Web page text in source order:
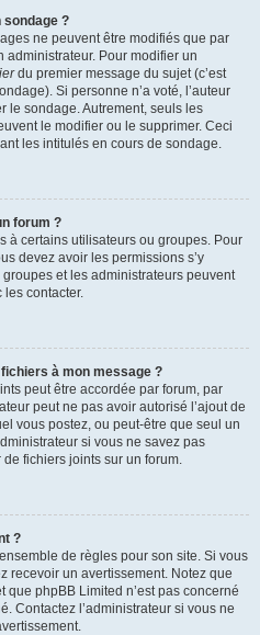
?
ne peuvent être modifiés que par
administrateur. Pour modifier un
du premier message du sujet (c’est
Si personne n’a voté, l’auteur
le sondage. Autrement, seuls les
le modifier ou le supprimer. Ceci
les intitulés en cours de sondage.
forum ?
à certains utilisateurs ou groupes. Pour
devez avoir les permissions s’y
et les administrateurs peuvent
les contacter.
à mon message ?
peut être accordée par forum, par
peut ne pas avoir autorisé l’ajout de
vous postez, ou peut-être que seul un
si vous ne savez pas
fichiers joints sur un forum.
?
de règles pour son site. Si vous
recevoir un avertissement. Notez que
que phpBB Limited n’est pas concerné
Contactez l’administrateur si vous ne